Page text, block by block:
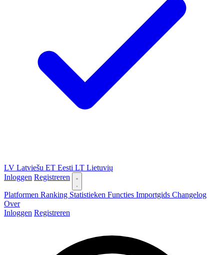
LV Latviešu ET Eesti LT Lietuvių
Inloggen Registreren
Platformen Ranking Statistieken Functies Importgids Changelog
Over
Inloggen Registreren